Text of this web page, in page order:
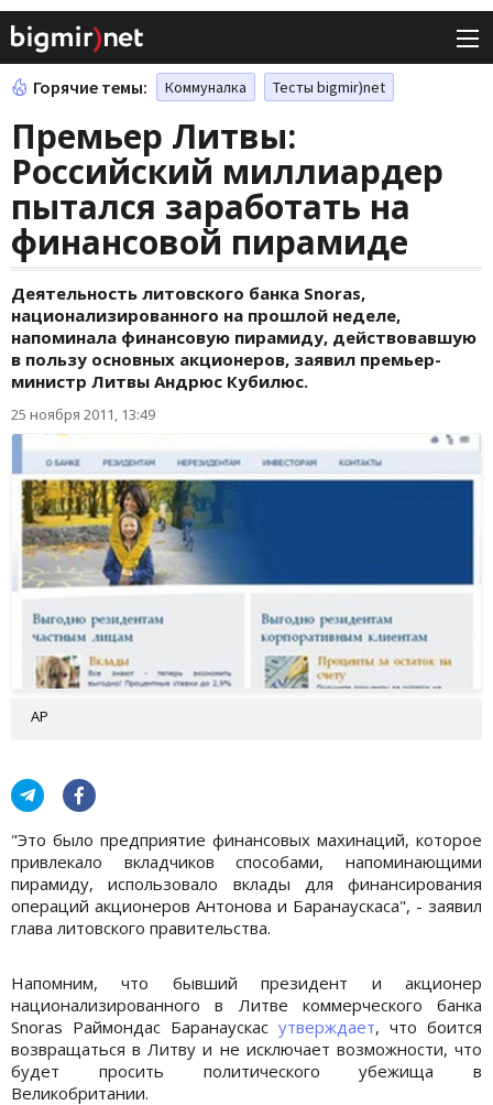
Горячие темы: Коммуналка Тесты bigmir)net
Премьер Литвы:
Российский миллиардер
пытался заработать на
финансовой пирамиде
Деятельность литовского банка Snoras,
национализированного на прошлой неделе,
напоминала финансовую пирамиду, действовавшую
в пользу основных акционеров, заявил премьер-
министр Литвы Андрюс Кубилюс.
25 ноября 2011, 13:49
АР
"Это было предприятие финансовых махинаций, которое
привлекало вкладчиков способами, напоминающими
пирамиду, использовало вклады для финансирования
операций акционеров Антонова и Баранаускаса", - заявил
глава литовского правительства.
Напомним, что бывший президент и акционер
национализированного в Литве коммерческого банка
Snoras Раймондас Баранаускас утверждает, что боится
возвращаться в Литву и не исключает возможности, что
будет просить политического убежища в
Великобритании.